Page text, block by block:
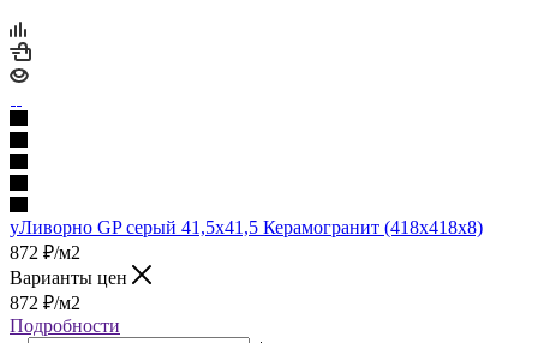
уЛиворно GP серый 41,5х41,5 Керамогранит (418x418x8)
872 ₽/м2
Варианты цен
872 ₽/м2
Подробности